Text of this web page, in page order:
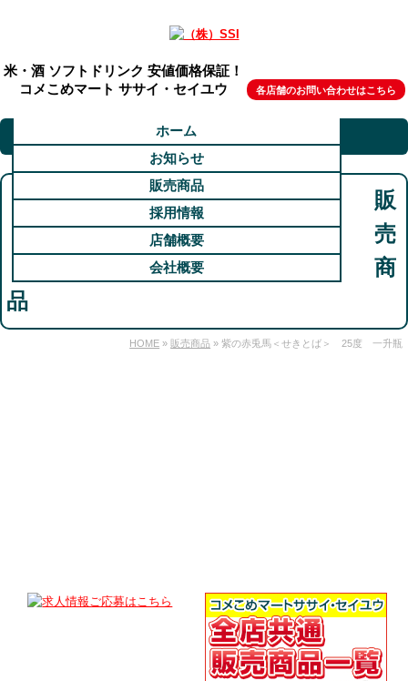
米・酒 ソフトドリンク 安値価格保証！
コメこめマート ササイ・セイユウ
各店舗のお問い合わせはこちら
ホーム
お知らせ
販売商品
採用情報
店舗概要
会社概要
販
売
商
品
HOME » 販売商品 » 紫の赤兎馬＜せきとば＞ 25度 一升瓶